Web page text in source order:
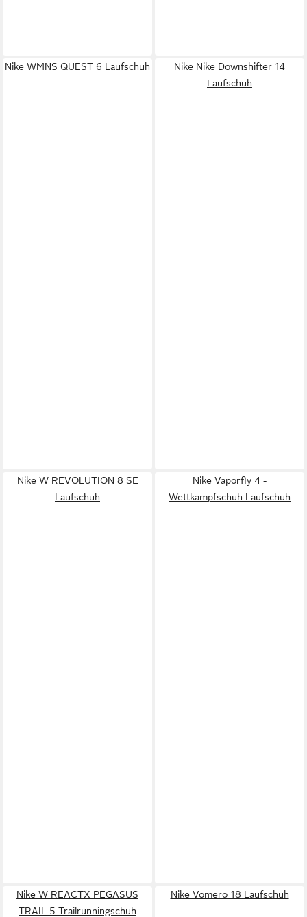
Nike WMNS QUEST 6 Laufschuh
Nike Nike Downshifter 14
Laufschuh
Nike W REVOLUTION 8 SE
Laufschuh
Nike Vaporfly 4 -
Wettkampfschuh Laufschuh
Nike W REACTX PEGASUS
TRAIL 5 Trailrunningschuh
Nike Vomero 18 Laufschuh